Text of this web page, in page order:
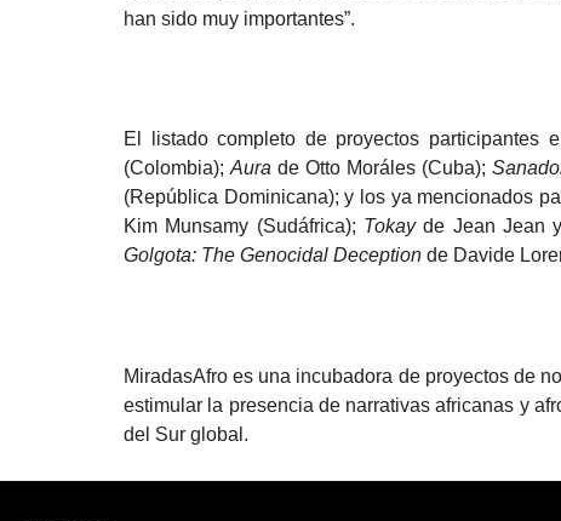
han sido muy importantes”.
El listado completo de proyectos participantes
(Colombia); Aura de Otto Moráles (Cuba);
(República Dominicana); y los ya mencionados
Kim Munsamy (Sudáfrica); Tokayde Jean Jean
Golgota: The Genocidal Deception de Davide
MiradasAfro es una incubadora de proyectos de
estimular la presencia de narrativas africanas y
del Sur global.